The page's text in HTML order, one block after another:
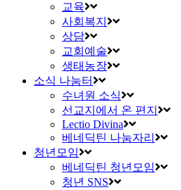
교육
사회복지
상담
교회예술
생태농장
소식 나눔터
수녀원 소식
선교지에서 온 편지
Lectio Divina
베네딕틴 나눔자리
청년모임
베네딕틴 청년모임
청년 SNS